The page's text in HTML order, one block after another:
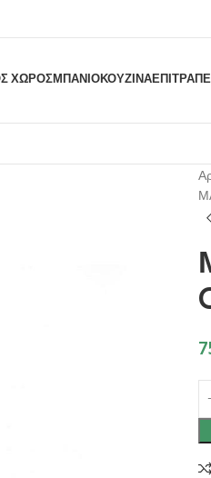
ΧΩΡΟΣΜΠΆΝΙΟΚΟΥΖΊΝΑ